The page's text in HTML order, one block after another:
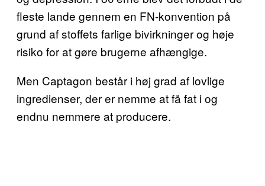
fleste lande gennem en FN-konvention på
grund af stoffets farlige bivirkninger og høje
risiko for at gøre brugerne afhængige.
Men Captagon består i høj grad af lovlige
ingredienser, der er nemme at få fat i og
endnu nemmere at producere.